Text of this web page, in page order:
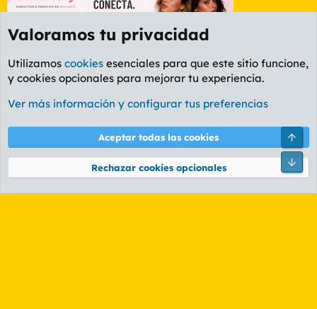
Etiquetas
Cookies
PL OLDSTYLE AMARILLO
Términos y reglas Política de privacidad Ayuda
Community platform by XenForo® © 2010-2026 XenForo Ltd.
Valoramos tu privacidad
Utilizamos cookies esenciales para que este sitio funcione,
y cookies opcionales para mejorar tu experiencia.
Ver más información y configurar tus preferencias
Aceptar todas las cookies
Rechazar cookies opcionales
Pie